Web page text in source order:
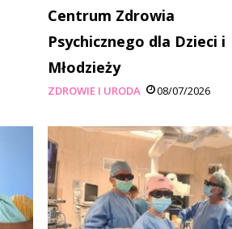
Centrum Zdrowia
Psychicznego dla Dzieci i
Młodzieży
ZDROWIE I URODA 08/07/2026